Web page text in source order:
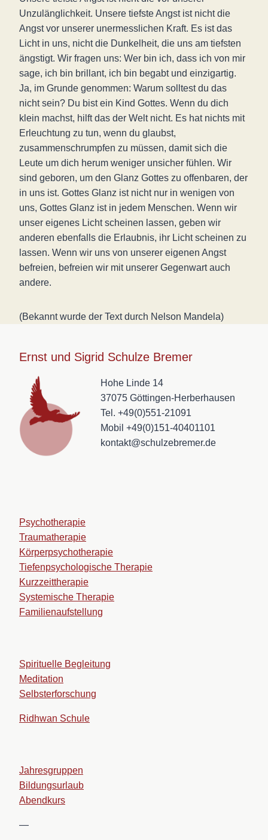
Unzulänglichkeit. Unsere tiefste Angst ist nicht die
Angst vor unserer unermesslichen Kraft. Es ist das
Licht in uns, nicht die Dunkelheit, die uns am tiefsten
ängstigt. Wir fragen uns: Wer bin ich, dass ich von mir
sage, ich bin brillant, ich bin begabt und einzigartig.
Ja, im Grunde genommen: Warum solltest du das
nicht sein? Du bist ein Kind Gottes. Wenn du dich
klein machst, hilft das der Welt nicht. Es hat nichts mit
Erleuchtung zu tun, wenn du glaubst,
zusammenschrumpfen zu müssen, damit sich die
Leute um dich herum weniger unsicher fühlen. Wir
sind geboren, um den Glanz Gottes zu offenbaren, der
in uns ist. Gottes Glanz ist nicht nur in wenigen von
uns, Gottes Glanz ist in jedem Menschen. Wenn wir
unser eigenes Licht scheinen lassen, geben wir
anderen ebenfalls die Erlaubnis, ihr Licht scheinen zu
lassen. Wenn wir uns von unserer eigenen Angst
befreien, befreien wir mit unserer Gegenwart auch
andere.
(Bekannt wurde der Text durch Nelson Mandela)
Ernst und Sigrid Schulze Bremer
Hohe Linde 14
37075 Göttingen-Herberhausen
Tel. +49(0)551-21091
Mobil +49(0)151-40401101
kontakt@schulzebremer.de
Psychotherapie
Traumatherapie
Körperpsychotherapie
Tiefenpsychologische Therapie
Kurzzeittherapie
Systemische Therapie
Familienaufstellung
Spirituelle Begleitung
Meditation
Selbsterforschung
Ridhwan Schule
Jahresgruppen
Bildungsurlaub
Abendkurs
—